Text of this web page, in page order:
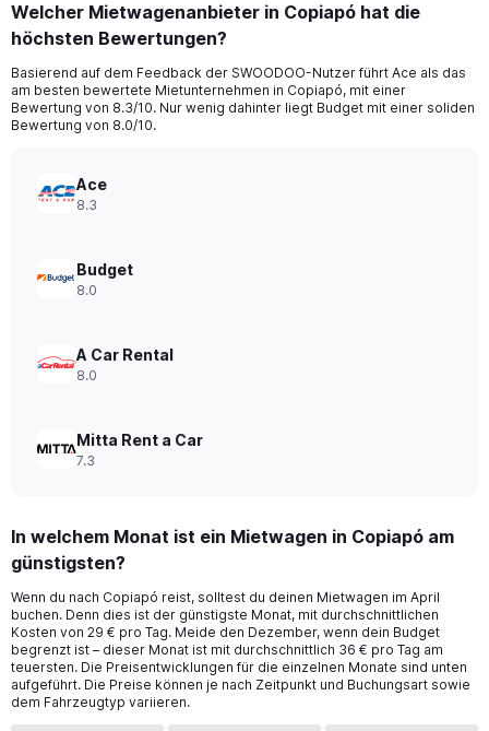
Range:
91
The
chart
has
axis
displaying
to
Welcher Mietwagenanbieter in Copiapó hat die
höchsten Bewertungen?
Basierend auf dem Feedback der SWOODOO-Nutzer führt Ace als das
am besten bewertete Mietunternehmen in Copiapó, mit einer
Bewertung von 8.3/10. Nur wenig dahinter liegt Budget mit einer soliden
Bewertung von 8.0/10.
Ace
8.3
Budget
8.0
A Car Rental
8.0
Mitta Rent a Car
7.3
In welchem Monat ist ein Mietwagen in Copiapó am
günstigsten?
Wenn du nach Copiapó reist, solltest du deinen Mietwagen im April
buchen. Denn dies ist der günstigste Monat, mit durchschnittlichen
Kosten von 29 € pro Tag. Meide den Dezember, wenn dein Budget
begrenzt ist – dieser Monat ist mit durchschnittlich 36 € pro Tag am
teuersten. Die Preisentwicklungen für die einzelnen Monate sind unten
aufgeführt. Die Preise können je nach Zeitpunkt und Buchungsart sowie
dem Fahrzeugtyp variieren.